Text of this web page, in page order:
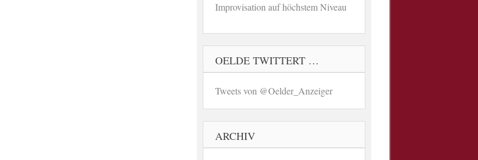
Improvisation auf höchstem Niveau
OELDE TWITTERT …
Tweets von @Oelder_Anzeiger
ARCHIV